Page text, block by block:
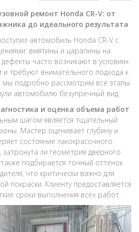
ремонт Honda CR-V: от
до идеального результата
автомобиль Honda CR-V с
вмятины и царапины на
часто возникают в условиях
и требуют внимательного подхода к
мы подробно рассмотрим все этапы
автомобилю безупречный вид.
и оценка объема работ
шагом является тщательный
Мастер оценивает глубину и
состояние лакокрасочного
ли геометрия дверного
подбирается точный оттенок
что критически важно для
покраски. Клиенту предоставляется
сроки выполнения всех работ.